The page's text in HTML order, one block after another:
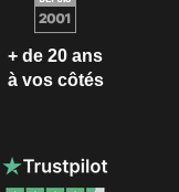
+ de 20 ans
à vos côtés